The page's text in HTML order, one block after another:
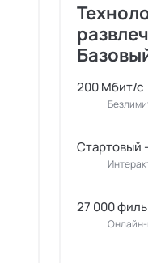
Базовый
200 Мбит/с
Стартовый -
27 000
Онлайн-